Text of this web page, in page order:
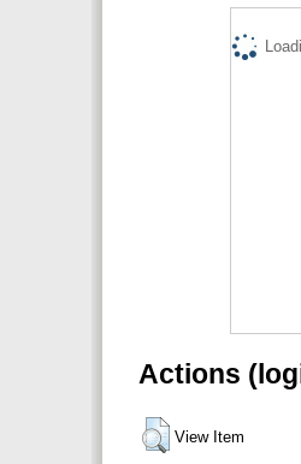
Actions
View Item